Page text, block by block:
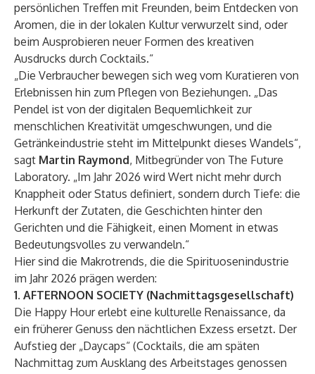
persönlichen Treffen mit Freunden, beim Entdecken von
Aromen, die in der lokalen Kultur verwurzelt sind, oder
beim Ausprobieren neuer Formen des kreativen
Ausdrucks durch Cocktails.“
„Die Verbraucher bewegen sich weg vom Kuratieren von
Erlebnissen hin zum Pflegen von Beziehungen. „Das
Pendel ist von der digitalen Bequemlichkeit zur
menschlichen Kreativität umgeschwungen, und die
Getränkeindustrie steht im Mittelpunkt dieses Wandels“,
sagt Martin Raymond, Mitbegründer von The Future
Laboratory. „Im Jahr 2026 wird Wert nicht mehr durch
Knappheit oder Status definiert, sondern durch Tiefe: die
Herkunft der Zutaten, die Geschichten hinter den
Gerichten und die Fähigkeit, einen Moment in etwas
Bedeutungsvolles zu verwandeln.“
Hier sind die Makrotrends, die die Spirituosenindustrie
im Jahr 2026 prägen werden:
1. AFTERNOON SOCIETY (Nachmittagsgesellschaft)
Die Happy Hour erlebt eine kulturelle Renaissance, da
ein früherer Genuss den nächtlichen Exzess ersetzt. Der
Aufstieg der „Daycaps“ (Cocktails, die am späten
Nachmittag zum Ausklang des Arbeitstages genossen